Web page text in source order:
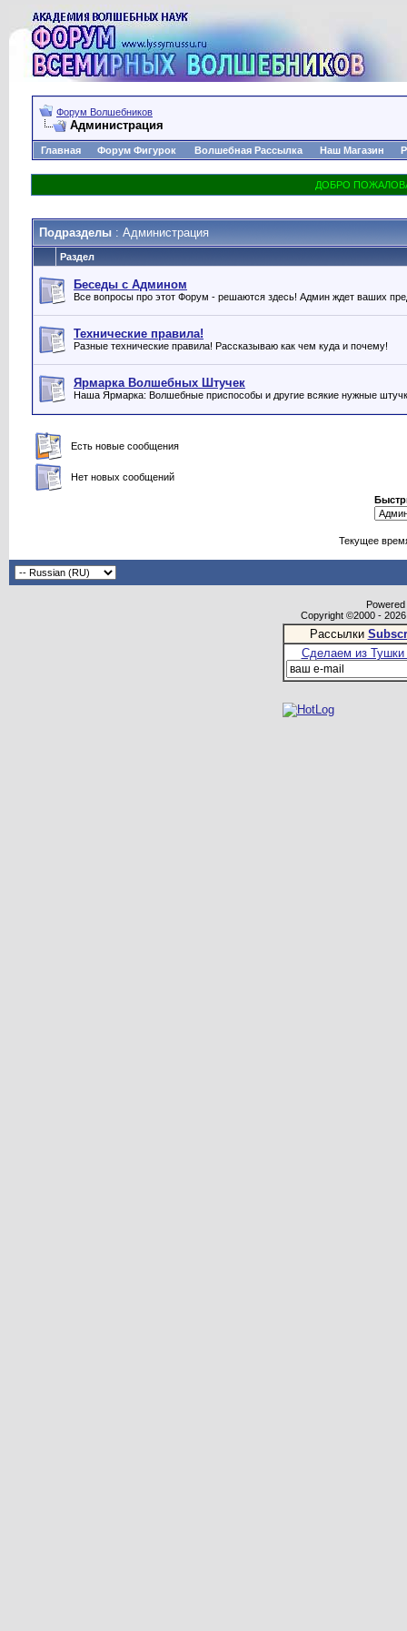
Форум Волшебников
Администрация
Главная Форум Фигурок Волшебная Рассылка Наш Магазин
Подразделы : Администрация
Раздел
Беседы с Админом
Все вопросы про этот Форум - решаются здесь! Админ ждет ваших
Технические правила!
Разные технические правила! Рассказываю как чем куда и почему!
Ярмарка Волшебных Штучек
Наша Ярмарка: Волшебные приспособы и другие всякие нужные
Есть новые сообщения
Нет новых сообщений
Текущее
Copyright ©2000 -
Рассылки
Сделаем из Тушки